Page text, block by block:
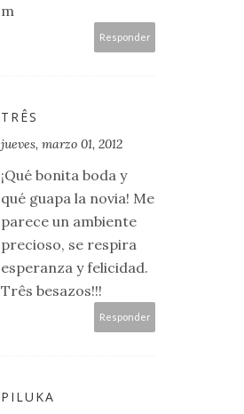
m
Responder
TRÊS
jueves, marzo 01, 2012
¡Qué bonita boda y
qué guapa la novia! Me
parece un ambiente
precioso, se respira
esperanza y felicidad.
Três besazos!!!
Responder
PILUKA